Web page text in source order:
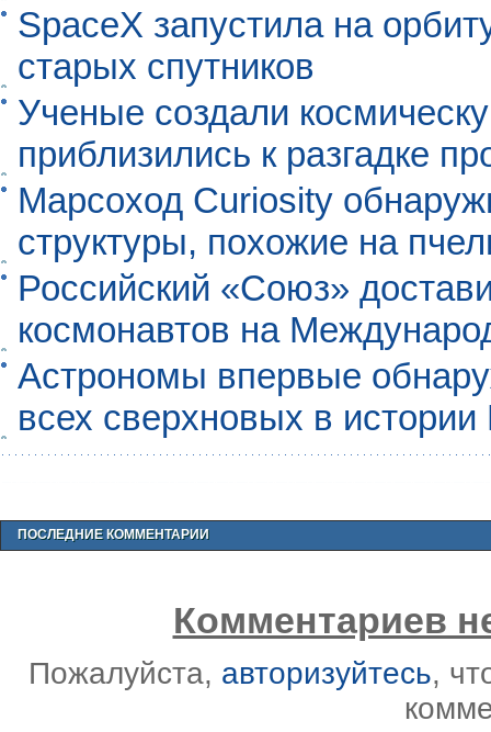
SpaceX запустила на
старых спутников
Ученые создали
приблизились к разгадке
Марсоход Curiosity
структуры, похожие на
Российский «Союз»
космонавтов на
Астрономы впервые
всех сверхновых в
ПОСЛЕДНИЕ КОММЕНТАРИИ
Комментариев
Пожалуйста, авторизуйтесь,